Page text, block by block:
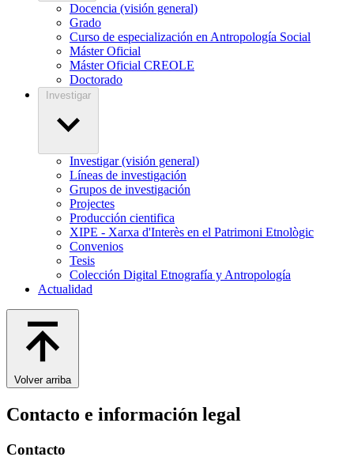
Docencia (visión general)
Grado
Curso de especialización en Antropología Social
Máster Oficial
Máster Oficial CREOLE
Doctorado
Investigar
Investigar (visión general)
Líneas de investigación
Grupos de investigación
Projectes
Producción cientifica
XIPE - Xarxa d'Interès en el Patrimoni Etnològic
Convenios
Tesis
Colección Digital Etnografía y Antropología
Actualidad
Volver arriba
Contacto e información legal
Contacto